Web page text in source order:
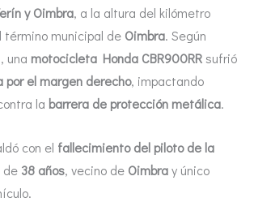
y Oimbra, a la altura del kilómetro
término municipal de Oimbra. Según
una motocicleta Honda CBR900RRsufrió
por el margen derecho, impactando
la barrera de protección metálica.
con el fallecimiento del piloto de la
de 38 años, vecino de Oimbray único